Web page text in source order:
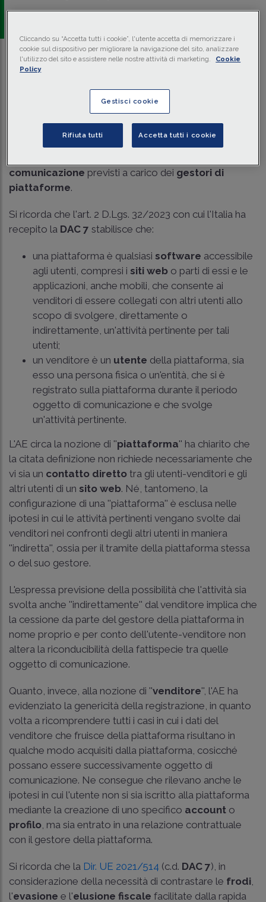
Traduci con IA
Con il principio di diritto n. 3 del 3 ottobre 2024,
l'Agenzia delle Entrate ha fornito la corretta
comunicazione previsti a carico dei gestori di
piattaforme.
Si ricorda che l'art. 2 D.Lgs. 32/2023 con cui l'Italia ha
recepito la DAC 7 stabilisce che:
una piattaforma è qualsiasi software accessibile
agli utenti, compresi i siti web o parti di essi e le
applicazioni, anche mobili, che consente ai
venditori di essere collegati con altri utenti allo
scopo di svolgere, direttamente o
indirettamente, un'attività pertinente per tali
utenti;
un venditore è un utente della piattaforma, sia
esso una persona fisica o un'entità, che si è
registrato sulla piattaforma durante il periodo
oggetto di comunicazione e che svolge
un'attività pertinente.
L'AE circa la nozione di ''piattaforma'' ha chiarito che
la citata definizione non richiede necessariamente che
vi sia un contatto diretto tra gli utenti-venditori e gli
altri utenti di un sito web. Né, tantomeno, la
configurazione di una ''piattaforma'' è esclusa nelle
ipotesi in cui le attività pertinenti vengano svolte dai
venditori nei confronti degli altri utenti in maniera
''indiretta'', ossia per il tramite della piattaforma stessa
o del suo gestore.
L'espressa previsione della possibilità che l'attività sia
svolta anche ''indirettamente'' dal venditore implica che
la cessione da parte del gestore della piattaforma in
nome proprio e per conto dell'utente-venditore non
altera la riconducibilità della fattispecie tra quelle
oggetto di comunicazione.
Quanto, invece, alla nozione di ''venditore'', l'AE ha
evidenziato la genericità della registrazione, in quanto
volta a ricomprendere tutti i casi in cui i dati del
venditore che fruisce della piattaforma risultano in
qualche modo acquisiti dalla piattaforma, cosicché
possano essere successivamente oggetto di
comunicazione. Ne consegue che rilevano anche le
ipotesi in cui l'utente non si sia iscritto alla piattaforma
mediante la creazione di uno specifico account o
profilo , ma sia entrato in una relazione contrattuale
con il gestore della piattaforma.
Si ricorda che la Dir. UE 2021/514 (c.d. DAC 7), in
considerazione della necessità di contrastare le frodi
l'evasione e l'elusione fiscale facilitate dalla rapida
Cliccando su “Accetta tutti i cookie”, l'utente accetta di memorizzare i
cookie sul dispositivo per migliorare la navigazione del sito, analizzare
l'utilizzo del sito e assistere nelle nostre attività di marketing.
Cookie
Policy
Gestisci cookie
Rifiuta tutti Accetta tutti i cookie